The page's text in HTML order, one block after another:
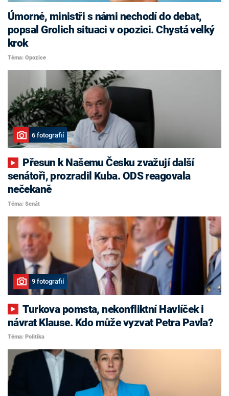
Úmorné, ministři s námi nechodí do debat,
popsal Grolich situaci v opozici. Chystá velký
krok
Téma: Opozice
6 fotografií
senátoři, prozradil Kuba. ODS reagovala
nečekaně
Téma: Senát
9 fotografií
Turkova pomsta, nekonfliktní Havlíček i
návrat Klause. Kdo může vyzvat Petra Pavla?
Téma: Politika